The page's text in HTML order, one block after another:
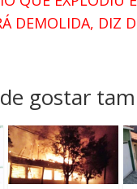
DEMOLIDA, DIZ
gostar